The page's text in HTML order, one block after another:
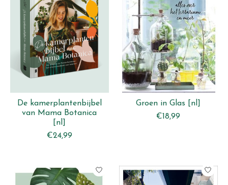
De kamerplantenbijbel
van Mama Botanica
[nl]
€24,99
Groen in Glas [nl]
€18,99